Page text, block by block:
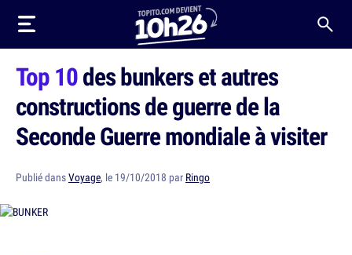
Top 10des bunkers et autres
constructions de guerre de la
Seconde Guerre mondiale à visiter
Publié dansVoyage, le 19/10/2018 par Ringo